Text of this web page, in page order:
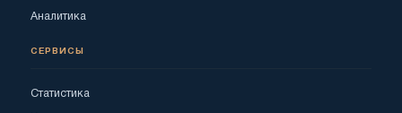
Аналитика
СЕРВИСЫ
Статистика